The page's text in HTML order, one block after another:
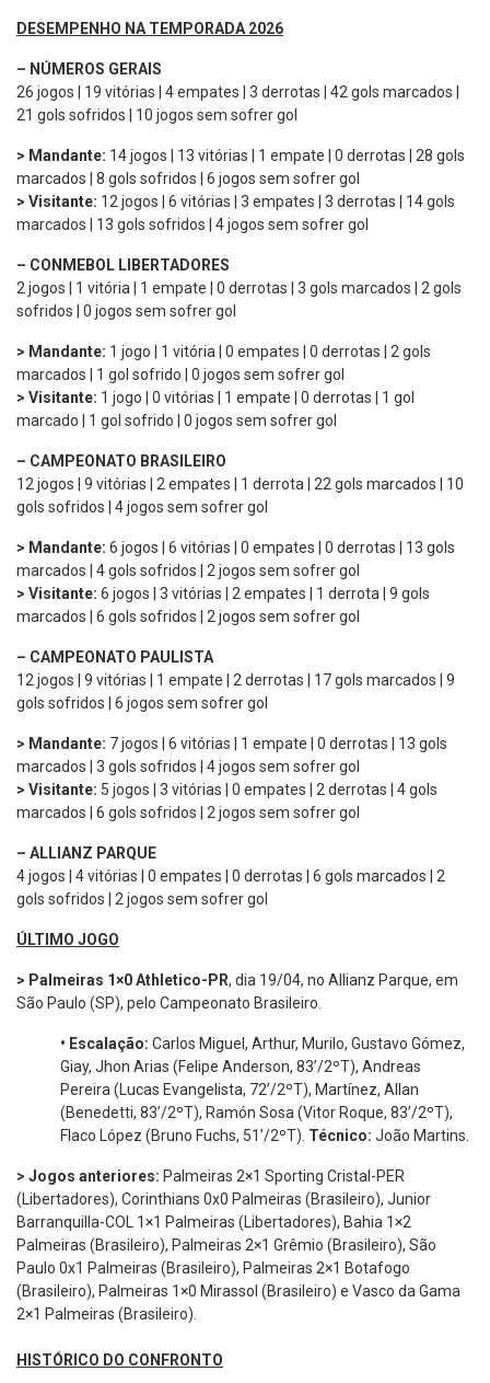
DESEMPENHO NA TEMPORADA 2026
– NÚMEROS GERAIS
26 jogos | 19 vitórias | 4 empates | 3 derrotas | 42 gols marcados |
21 gols sofridos | 10 jogos sem sofrer gol
> Mandante: 14 jogos | 13 vitórias | 1 empate | 0 derrotas | 28 gols
marcados | 8 gols sofridos | 6 jogos sem sofrer gol
> Visitante: 12 jogos | 6 vitórias | 3 empates | 3 derrotas | 14 gols
marcados | 13 gols sofridos | 4 jogos sem sofrer gol
– CONMEBOL LIBERTADORES
2 jogos | 1 vitória | 1 empate | 0 derrotas | 3 gols marcados | 2 gols
sofridos | 0 jogos sem sofrer gol
> Mandante: 1 jogo | 1 vitória | 0 empates | 0 derrotas | 2 gols
marcados | 1 gol sofrido | 0 jogos sem sofrer gol
> Visitante: 1 jogo | 0 vitórias | 1 empate | 0 derrotas | 1 gol
marcado | 1 gol sofrido | 0 jogos sem sofrer gol
– CAMPEONATO BRASILEIRO
12 jogos | 9 vitórias | 2 empates | 1 derrota | 22 gols marcados | 10
gols sofridos | 4 jogos sem sofrer gol
> Mandante: 6 jogos | 6 vitórias | 0 empates | 0 derrotas | 13 gols
marcados | 4 gols sofridos | 2 jogos sem sofrer gol
> Visitante: 6 jogos | 3 vitórias | 2 empates | 1 derrota | 9 gols
marcados | 6 gols sofridos | 2 jogos sem sofrer gol
– CAMPEONATO PAULISTA
12 jogos | 9 vitórias | 1 empate | 2 derrotas | 17 gols marcados | 9
gols sofridos | 6 jogos sem sofrer gol
> Mandante: 7 jogos | 6 vitórias | 1 empate | 0 derrotas | 13 gols
marcados | 3 gols sofridos | 4 jogos sem sofrer gol
> Visitante: 5 jogos | 3 vitórias | 0 empates | 2 derrotas | 4 gols
marcados | 6 gols sofridos | 2 jogos sem sofrer gol
– ALLIANZ PARQUE
4 jogos | 4 vitórias | 0 empates | 0 derrotas | 6 gols marcados | 2
gols sofridos | 2 jogos sem sofrer gol
ÚLTIMO JOGO
> Palmeiras 1×0 Athletico-PR, dia 19/04, no Allianz Parque, em
São Paulo (SP), pelo Campeonato Brasileiro.
• Escalação: Carlos Miguel, Arthur, Murilo, Gustavo Gómez,
Giay, Jhon Arias (Felipe Anderson, 83’/2ºT), Andreas
Pereira (Lucas Evangelista, 72’/2ºT), Martínez, Allan
(Benedetti, 83’/2ºT), Ramón Sosa (Vitor Roque, 83’/2ºT),
Flaco López (Bruno Fuchs, 51’/2ºT). Técnico: João Martins.
> Jogos anteriores: Palmeiras 2×1 Sporting Cristal-PER
(Libertadores), Corinthians 0x0 Palmeiras (Brasileiro), Junior
Barranquilla-COL 1×1 Palmeiras (Libertadores), Bahia 1×2
Palmeiras (Brasileiro), Palmeiras 2×1 Grêmio (Brasileiro), São
Paulo 0x1 Palmeiras (Brasileiro), Palmeiras 2×1 Botafogo
(Brasileiro), Palmeiras 1×0 Mirassol (Brasileiro) e Vasco da Gama
2×1 Palmeiras (Brasileiro).
HISTÓRICO DO CONFRONTO